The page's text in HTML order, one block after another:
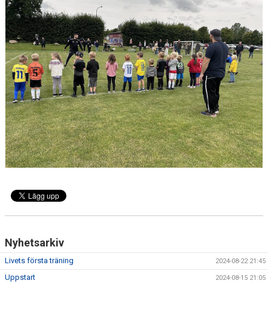
DOKUMENT
KONTAKT
Nyhetsarkiv
Livets första träning 2024-08-22 21:45
Uppstart 2024-08-15 21:05